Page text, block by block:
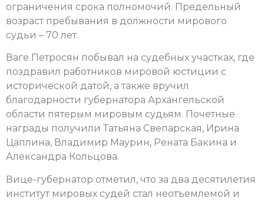
ограничения срока полномочий. Предельный
возраст пребывания в должности мирового
судьи – 70 лет.
Ваге Петросян побывал на судебных участках, где
поздравил работников мировой юстиции с
исторической датой, а также вручил
благодарности губернатора Архангельской
области пятерым мировым судьям. Почетные
награды получили Татьяна Свепарская, Ирина
Цаплина, Владимир Маурин, Рената Бакина и
Александра Кольцова.
Вице-губернатор отметил, что за два десятилетия
институт мировых судей стал неотъемлемой и